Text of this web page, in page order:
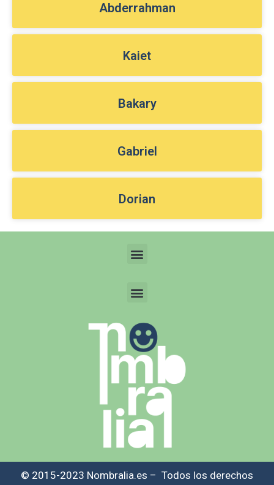
Abderrahman
Kaiet
Bakary
Gabriel
Dorian
© 2015-2023 Nombralia.es – Todos los derechos